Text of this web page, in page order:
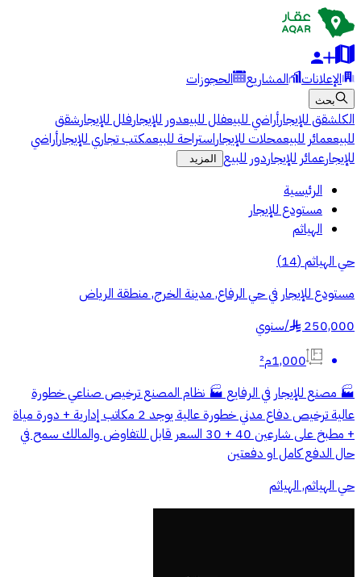
الإعلانات المشاريع الحجوزات
بحث
الكلشقق للإيجارأراضي للبيعفلل للبيعدور للإيجارفلل للإيجارشقق
للبيععمائر للبيعمحلات للإيجاراستراحة للبيعمكتب تجاري للإيجارأراضي
للإيجارعمائر للإيجاردور للبيع المزيد
الرئيسية
مستودع للإيجار
الهياثم
حي الهياثم(
14
)
مستودع للإيجار في حي الرفاع, مدينة الخرج, منطقة الرياض
250,000
§
/سنوي
1,000م²
🏭 مصنع للإيجار في الرفايع 🏭 نظام المصنع ترخيص صناعي خطورة
عالية ترخيص دفاع مدني خطورة عالية يوجد 2 مكاتب إدارية + دورة مياة
+ مطبخ على شارعين 40 + 30 السعر قابل للتفاوض والمالك سمح في
حال الدفع كامل او دفعتين
حي الهياثم, الهياثم